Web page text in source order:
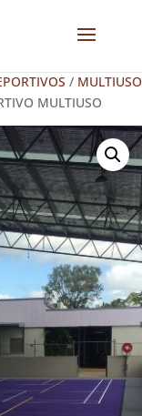
/ MULTIUSO
MULTIUSO